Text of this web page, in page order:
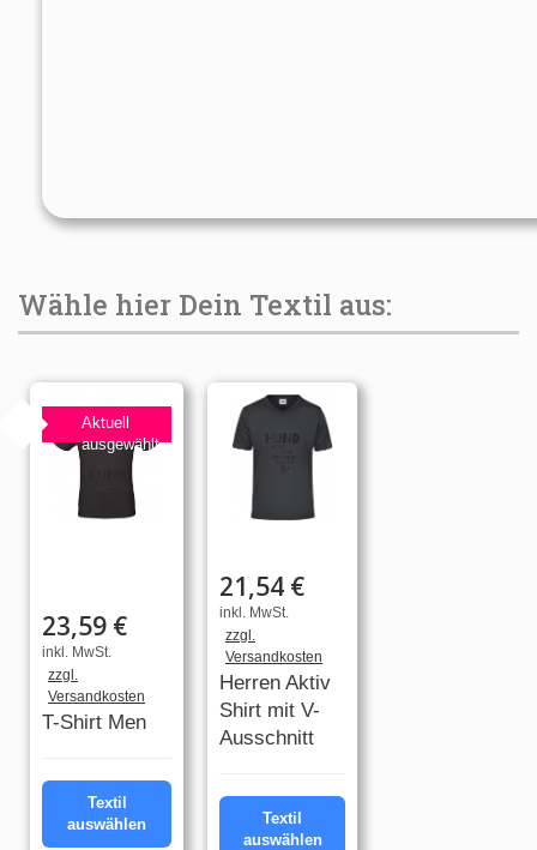
Wähle hier Dein Textil aus:
Aktuell
ausgewählt
23,59 €
inkl. MwSt.
zzgl.
Versandkosten
T-Shirt Men
Textil
auswählen
21,54 €
inkl. MwSt.
zzgl.
Versandkosten
Herren Aktiv
Shirt mit V-
Ausschnitt
Textil
auswählen